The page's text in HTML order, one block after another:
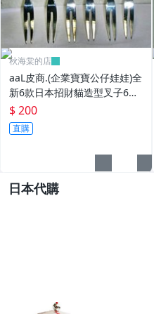
秋海棠的店
aaL皮商.(企業寶寶公仔娃娃)全
新6款日本招財貓造型叉子6
入!!--造型都不一樣值得收藏!!/
大4/-P
$ 200
直購
日本代購